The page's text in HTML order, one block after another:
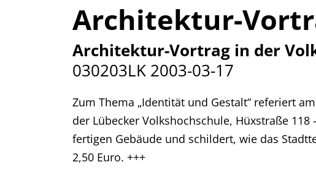
Architektur-
Architektur-Vortrag in der
030203LK 2003-03-17
Zum Thema „Identität und Gestalt“ referiert
der Lübecker Volkshochschule, Hüxstraße
fertigen Gebäude und schildert, wie das
2,50 Euro. +++